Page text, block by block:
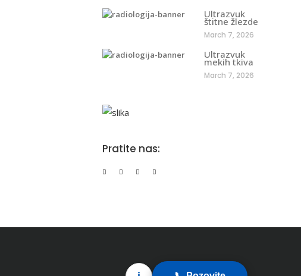
Ultrazvuk
štitne žlezde
March 7, 2026
Ultrazvuk
mekih tkiva
March 7, 2026
Pratite nas: